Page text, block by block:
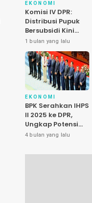
EKONOMI
Komisi IV DPR:
Distribusi Pupuk
Bersubsidi Kini
Lebih Cepat, 145
Aturan Dipangkas
1 bulan yang lalu
EKONOMI
BPK Serahkan IHPS
II 2025 ke DPR,
Ungkap Potensi
Penyelamatan
Puluhan Triliun
4 bulan yang lalu